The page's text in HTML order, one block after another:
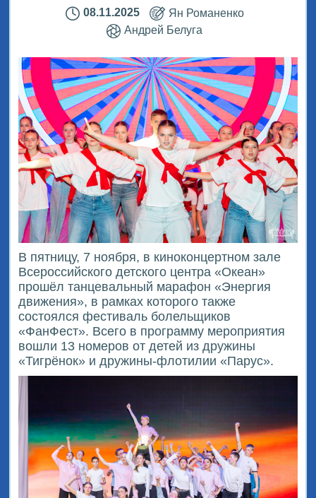
08.11.2025
Ян Романенко
Андрей Белуга
В пятницу, 7 ноября, в киноконцертном зале
Всероссийского детского центра «Океан»
прошёл танцевальный марафон «Энергия
движения», в рамках которого также
состоялся фестиваль болельщиков
«ФанФест». Всего в программу мероприятия
вошли 13 номеров от детей из дружины
«Тигрёнок» и дружины-флотилии «Парус».